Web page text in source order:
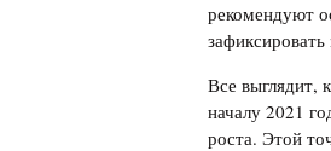
рекомендуют
Все выглядит,
началу 2021
роста. Этой